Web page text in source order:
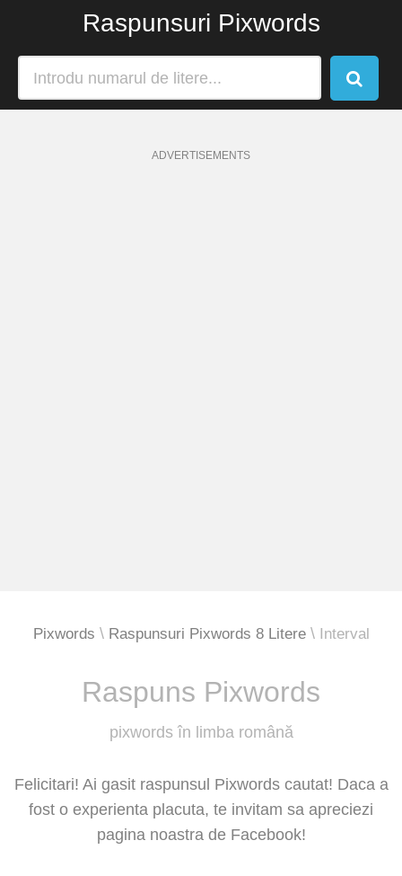
Raspunsuri Pixwords
ADVERTISEMENTS
Pixwords Raspunsuri Pixwords 8 Litere Interval
Raspuns Pixwords
pixwords în limba română
Felicitari! Ai gasit raspunsul Pixwords cautat! Daca a
fost o experienta placuta, te invitam sa apreciezi
pagina noastra de Facebook!